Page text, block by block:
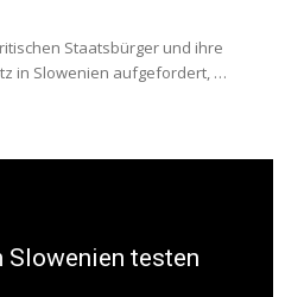
Staatsbürger und ihre
in Slowenien aufgefordert, …
Slowenien testen